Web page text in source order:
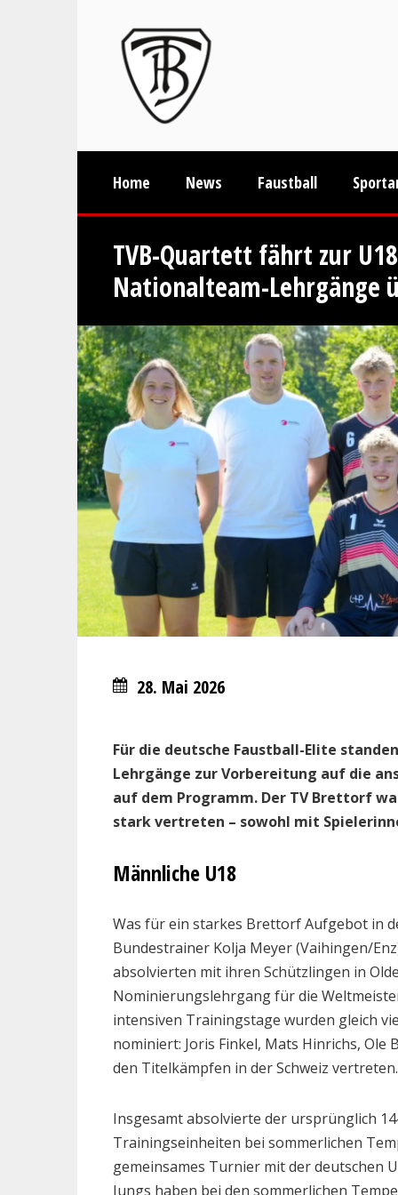
Home News Faustball
TVB-Quartett fährt zur
Nationalteam-Lehrgänge
28. Mai 2026
Für die deutsche Faustball-Elite
Lehrgänge zur Vorbereitung auf die
auf dem Programm. Der TV Brettorf
stark vertreten – sowohl mit
Männliche U18
Was für ein starkes Brettorf Aufgebot in
Bundestrainer Kolja Meyer (Vaihingen/
absolvierten mit ihren Schützlingen in
Nominierungslehrgang für die
intensiven Trainingstage wurden gleich
nominiert: Joris Finkel, Mats Hinrichs, Ole
den Titelkämpfen in der Schweiz vertreten.
Insgesamt absolvierte der ursprünglich
Trainingseinheiten bei sommerlichen
gemeinsames Turnier mit der deutschen
Jungs haben bei den sommerlichen